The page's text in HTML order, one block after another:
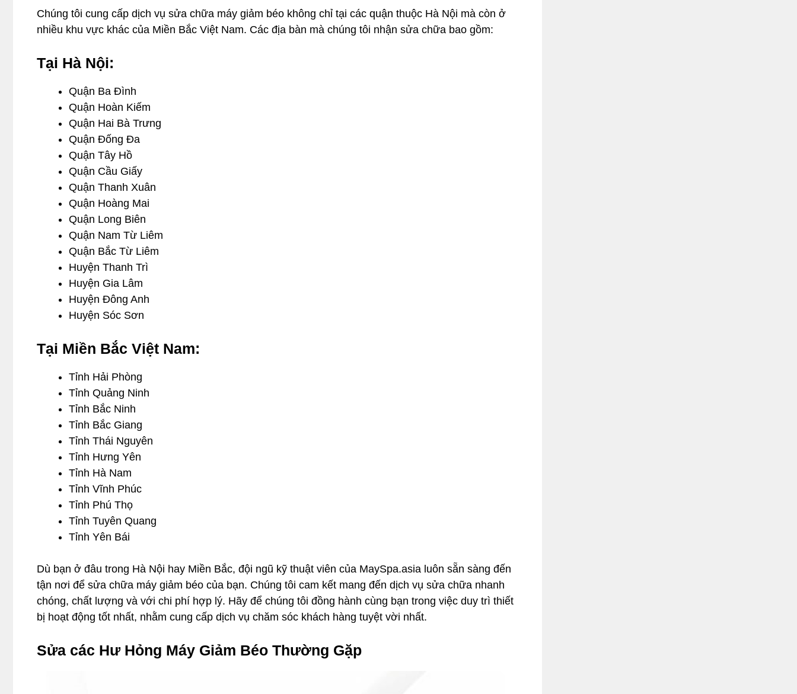
Chúng tôi cung cấp dịch vụ sửa chữa máy giảm béo không chỉ tại các quận thuộc Hà Nội mà còn ở
nhiều khu vực khác của Miền Bắc Việt Nam. Các địa bàn mà chúng tôi nhận sửa chữa bao gồm:
Tại Hà Nội:
Quận Ba Đình
Quận Hoàn Kiếm
Quận Hai Bà Trưng
Quận Đống Đa
Quận Tây Hồ
Quận Cầu Giấy
Quận Thanh Xuân
Quận Hoàng Mai
Quận Long Biên
Quận Nam Từ Liêm
Quận Bắc Từ Liêm
Huyện Thanh Trì
Huyện Gia Lâm
Huyện Đông Anh
Huyện Sóc Sơn
Tại Miền Bắc Việt Nam:
Tỉnh Hải Phòng
Tỉnh Quảng Ninh
Tỉnh Bắc Ninh
Tỉnh Bắc Giang
Tỉnh Thái Nguyên
Tỉnh Hưng Yên
Tỉnh Hà Nam
Tỉnh Vĩnh Phúc
Tỉnh Phú Thọ
Tỉnh Tuyên Quang
Tỉnh Yên Bái
Dù bạn ở đâu trong Hà Nội hay Miền Bắc, đội ngũ kỹ thuật viên của MaySpa.asia luôn sẵn sàng đến
tận nơi để sửa chữa máy giảm béo của bạn. Chúng tôi cam kết mang đến dịch vụ sửa chữa nhanh
chóng, chất lượng và với chi phí hợp lý. Hãy để chúng tôi đồng hành cùng bạn trong việc duy trì thiết
bị hoạt động tốt nhất, nhằm cung cấp dịch vụ chăm sóc khách hàng tuyệt vời nhất.
Sửa các Hư Hỏng Máy Giảm Béo Thường Gặp